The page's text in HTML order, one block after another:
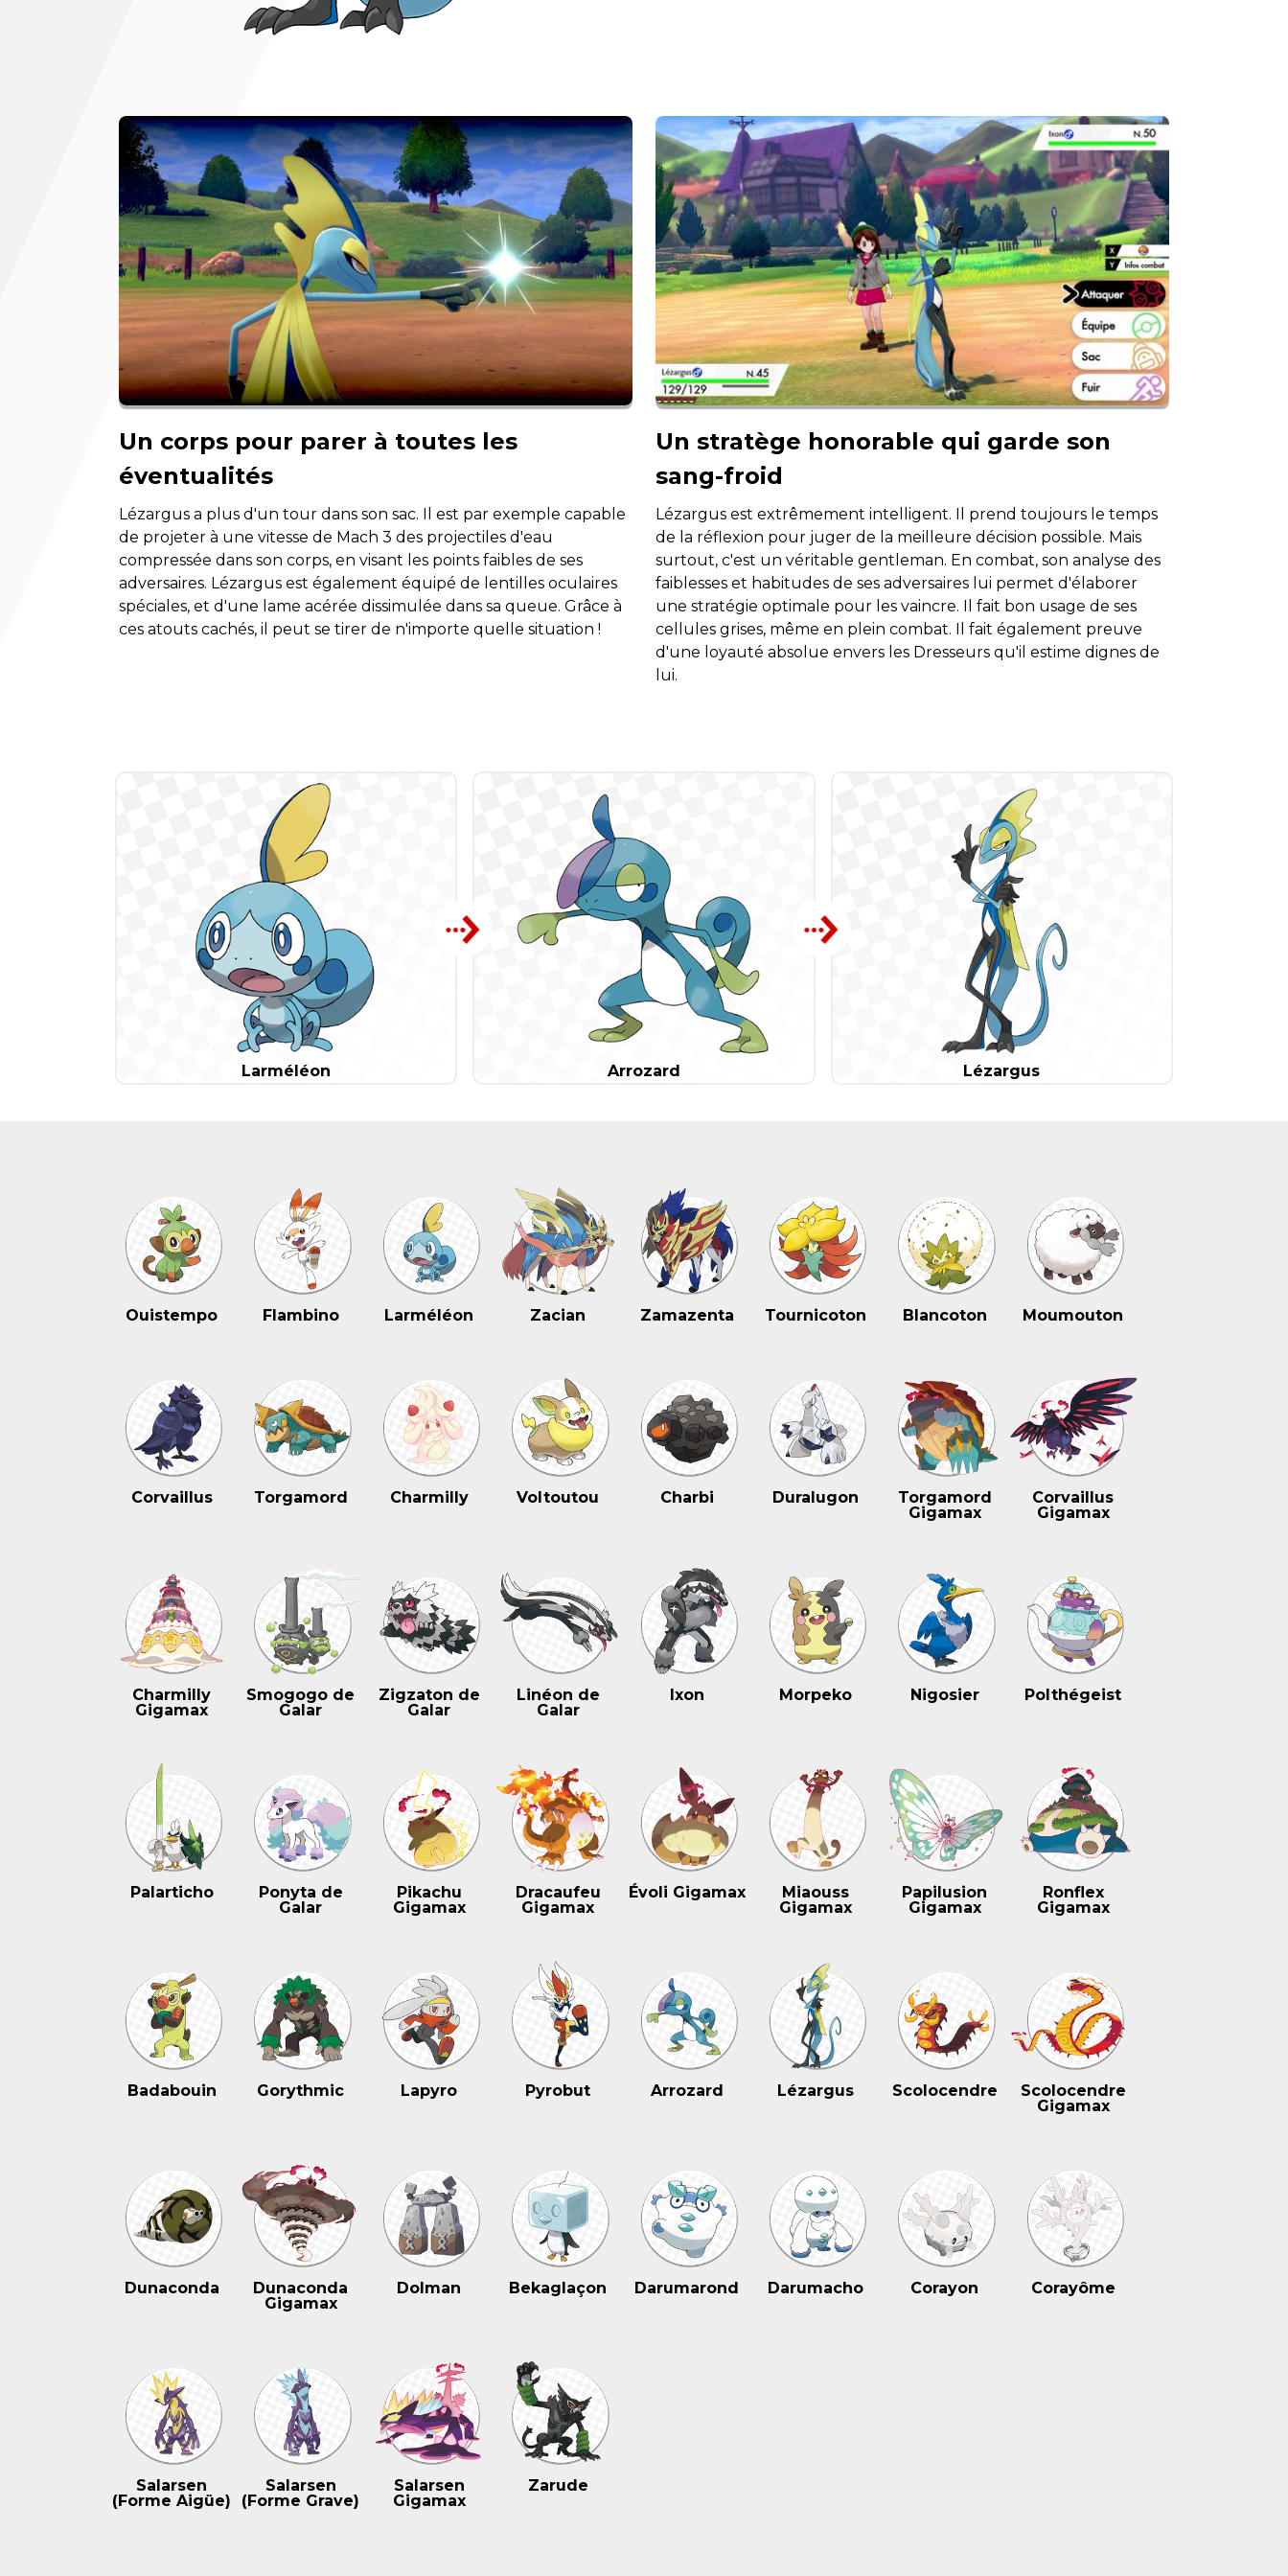
Un corps pour parer à toutes les
éventualités
Lézargus a plus d'un tour dans son sac. Il est par exemple capable
de projeter à une vitesse de Mach 3 des projectiles d'eau
compressée dans son corps, en visant les points faibles de ses
adversaires. Lézargus est également équipé de lentilles oculaires
spéciales, et d'une lame acérée dissimulée dans sa queue. Grâce à
ces atouts cachés, il peut se tirer de n'importe quelle situation !
Un stratège honorable qui garde son
sang-froid
Lézargus est extrêmement intelligent. Il prend toujours le temps
de la réflexion pour juger de la meilleure décision possible. Mais
surtout, c'est un véritable gentleman. En combat, son analyse des
faiblesses et habitudes de ses adversaires lui permet d'élaborer
une stratégie optimale pour les vaincre. Il fait bon usage de ses
cellules grises, même en plein combat. Il fait également preuve
d'une loyauté absolue envers les Dresseurs qu'il estime dignes de
lui.
Larméléon Arrozard Lézargus
Ouistempo Flambino Larméléon Zacian Zamazenta Tournicoton Blancoton Moumouton
Corvaillus Torgamord Charmilly Voltoutou Charbi Duralugon
Torgamord
Gigamax
Corvaillus
Gigamax
Charmilly
Gigamax
Smogogo de
Galar
Zigzaton de
Galar
Linéon de
Galar
Ixon Morpeko Nigosier Polthégeist
Palarticho
Ponyta de
Galar
Pikachu
Gigamax
Dracaufeu
Gigamax
Évoli Gigamax
Miaouss
Gigamax
Papilusion
Gigamax
Ronflex
Gigamax
Badabouin Gorythmic Lapyro Pyrobut Arrozard Lézargus Scolocendre
Scolocendre
Gigamax
Dunaconda
Dunaconda
Gigamax
Dolman Bekaglaçon Darumarond Darumacho Corayon Corayôme
Salarsen
(Forme Aigüe)
Salarsen
(Forme Grave)
Salarsen
Gigamax
Zarude